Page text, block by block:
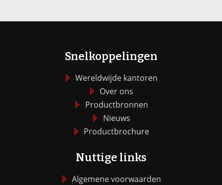
Snelkoppelingen
Wereldwijde kantoren
Over ons
Productbronnen
Nieuws
Productbrochure
Nuttige links
Algemene voorwaarden